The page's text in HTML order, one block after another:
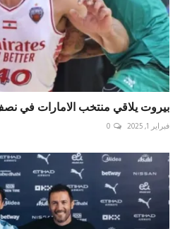
بيروت يلاقي منتخب الامارات في
فبراير 1, 2025 0